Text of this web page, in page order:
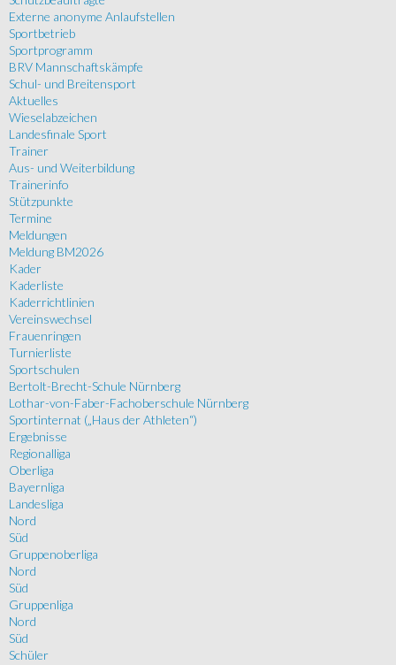
Externe anonyme Anlaufstellen
Sportbetrieb
Sportprogramm
BRV Mannschaftskämpfe
Schul- und Breitensport
Aktuelles
Wieselabzeichen
Landesfinale Sport
Trainer
Aus- und Weiterbildung
Trainerinfo
Stützpunkte
Termine
Meldungen
Meldung BM2026
Kader
Kaderliste
Kaderrichtlinien
Vereinswechsel
Frauenringen
Turnierliste
Sportschulen
Bertolt-Brecht-Schule Nürnberg
Lothar-von-Faber-Fachoberschule Nürnberg
Sportinternat („Haus der Athleten“)
Ergebnisse
Regionalliga
Oberliga
Bayernliga
Landesliga
Nord
Süd
Gruppenoberliga
Nord
Süd
Gruppenliga
Nord
Süd
Schüler